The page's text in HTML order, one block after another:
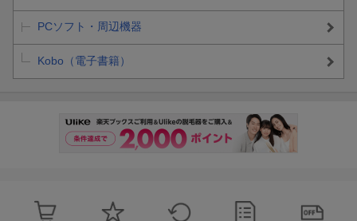
PCソフト・周辺機器
Kobo（電子書籍）